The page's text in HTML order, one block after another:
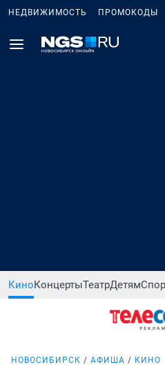
НЕДВИЖИМОСТЬ ПРОМОКОДЫ
КиноКонцертыТеатрДетям
НОВОСИБИРСК АФИША КИНО